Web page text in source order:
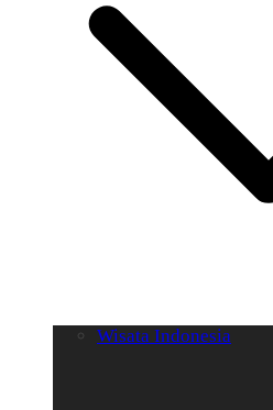
Wisata Indonesia